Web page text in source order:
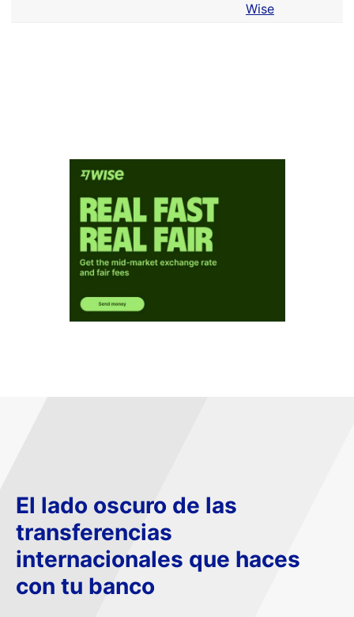
Wise
El lado oscuro de las
transferencias
internacionales que haces
con tu banco